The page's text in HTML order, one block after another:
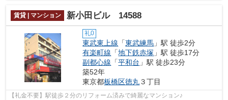
賃貸 | マンション 新小田ビル 14588
礼0
東武東上線 「東武練馬 」駅 徒歩2分
有楽町線 「地下鉄赤塚 」駅 徒歩17分
副都心線 「平和台 」駅 徒歩23分
築52年
東京都板橋区徳丸３丁目
【礼金不要】駅徒歩２分のリフォーム済みで綺麗なマンション♪